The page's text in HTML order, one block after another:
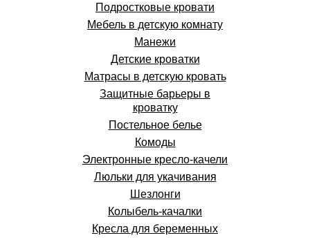
Подростковые кровати
Мебель в детскую комнату
Манежи
Детские кроватки
Матрасы в детскую кровать
Защитные барьеры в
кроватку
Постельное белье
Комоды
Электронные кресло-качели
Люльки для укачивания
Шезлонги
Колыбель-качалки
Кресла для беременных